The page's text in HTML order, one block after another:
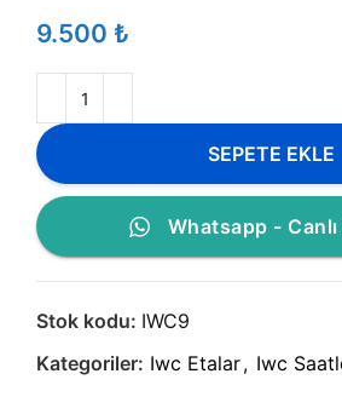
₺
SEPETE EKLE
Whatsapp -
Stok kodu: IWC9
Kategoriler: Iwc Etalar, Iwc